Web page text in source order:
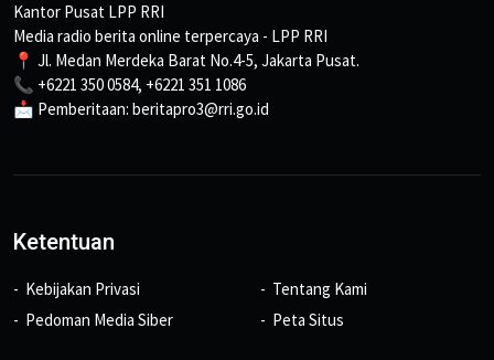
Kantor Pusat LPP RRI
Media radio berita online terpercaya - LPP RRI
📍 Jl. Medan Merdeka Barat No.4-5, Jakarta Pusat.
📞 +6221 350 0584, +6221 351 1086
📩 Pemberitaan: beritapro3@rri.go.id
Ketentuan
Kebijakan Privasi
Pedoman Media Siber
Tentang Kami
Peta Situs